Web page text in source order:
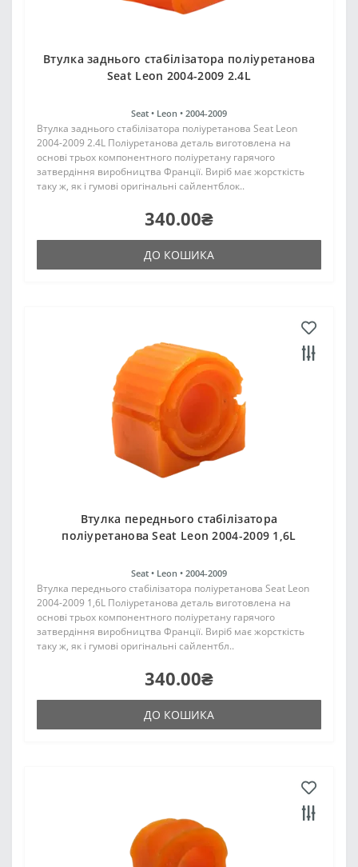
Втулка заднього стабілізатора поліуретанова
Seat Leon 2004-2009 2.4L
Seat • Leon • 2004-2009
Втулка заднього стабілізатора поліуретанова Seat Leon
2004-2009 2.4L Поліуретанова деталь виготовлена на
основі трьох компонентного поліуретану гарячого
затвердіння виробництва Франції. Виріб має жорсткість
таку ж, як і гумові оригінальні сайлентблок..
340.00₴
ДО КОШИКА
Втулка переднього стабілізатора
поліуретанова Seat Leon 2004-2009 1,6L
Seat • Leon • 2004-2009
Втулка переднього стабілізатора поліуретанова Seat Leon
2004-2009 1,6L Поліуретанова деталь виготовлена на
основі трьох компонентного поліуретану гарячого
затвердіння виробництва Франції. Виріб має жорсткість
таку ж, як і гумові оригінальні сайлентбл..
340.00₴
ДО КОШИКА